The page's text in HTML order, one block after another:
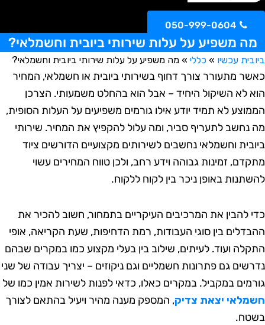
050-999-0604
משפיע על עלות שירותי ביובית וחשמלאי?
עכשיו»כללי»מה משפיע על עלות שירותי ביובית וחשמלאי?
מתעורר צורך דחוף בשירותי ביובית או חשמלאי, המחיר
לא השיקול היחיד – אבל הוא בהחלט משמעותי. הצרכן
לא תמיד יודע אילו גורמים משפיעים על העלות הסופית,
לתעריף סביר, ומה עלול להקפיץ את המחיר. שירותי
וחשמלאי נחשבים לשירותים מקצועיים הדורשים ציוד
זמינות גבוהה וידע רחב, ולכן טווח המחירים עשוי
באופן ניכר בין לקוח ללקוח.
להבין את המרכיבים העיקריים בתמחור, חשוב להכיר את
בין סוגי העבודות, רמת הדחיפות, שעת הקריאה, אופי
ועוד. לעיתים, שילוב בין בעלי מקצוע כמו במקרים שבהם
גם פתרונות חשמליים וגם ניקוזים – יצריך עבודה של שני
במקביל. במקרים כאלו, כדאי לפנות לשירות אמין כמו של
יצאת צדיק, המספק מענה מהיר ויעיל בהתאם לצורך